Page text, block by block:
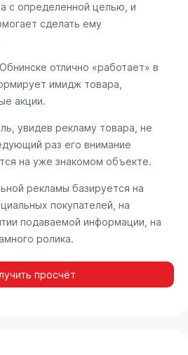
с определенной целью, и
сделать ему
отлично «работает» в
имидж товара,
акции.
увидев рекламу товара, не
раз его внимание
на уже знакомом объекте.
рекламы базируется на
покупателей, на
подаваемой информации, на
ролика.
просчёт